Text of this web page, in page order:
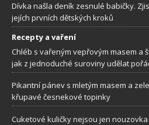
Dívka našla deník zesnulé babičky.
jejích prvních dětských kroků
Recepty a vaření
Chléb s vařeným vepřovým masem a
jak z jednoduché suroviny udělat
Pikantní pánev s mletým masem a
křupavé česnekové topinky
Cuketové kuličky nejsou jen